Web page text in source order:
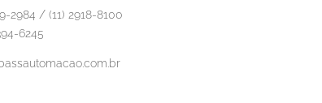
2984 / (11) 2918-8100
6245